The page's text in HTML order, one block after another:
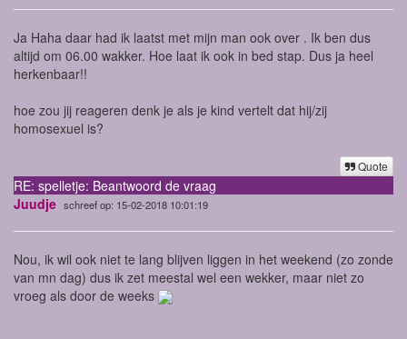
Ja Haha daar had ik laatst met mijn man ook over . Ik ben dus
altijd om 06.00 wakker. Hoe laat ik ook in bed stap. Dus ja heel
herkenbaar!!
hoe zou jij reageren denk je als je kind vertelt dat hij/zij
homosexuel is?
Quote
RE: spelletje: Beantwoord de vraag
Juudje schreef op: 15-02-2018 10:01:19
Nou, ik wil ook niet te lang blijven liggen in het weekend (zo zonde
van mn dag) dus ik zet meestal wel een wekker, maar niet zo
vroeg als door de weeks